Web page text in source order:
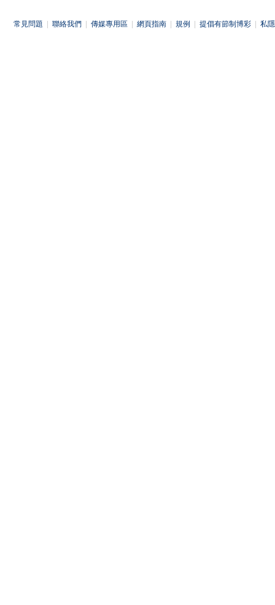
常見問題 聯絡我們 傳媒專用區 網頁指南 規例 提倡有節制博彩 私